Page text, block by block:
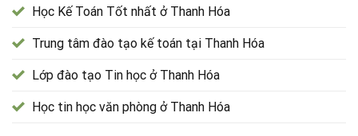
Học Kế Toán Tốt nhất ở Thanh Hóa
Trung tâm đào tạo kế toán tại Thanh Hóa
Lớp đào tạo Tin học ở Thanh Hóa
Học tin học văn phòng ở Thanh Hóa